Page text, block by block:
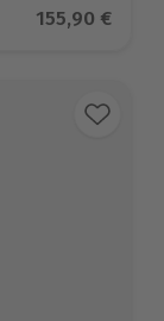
Aktueller
155,90 €